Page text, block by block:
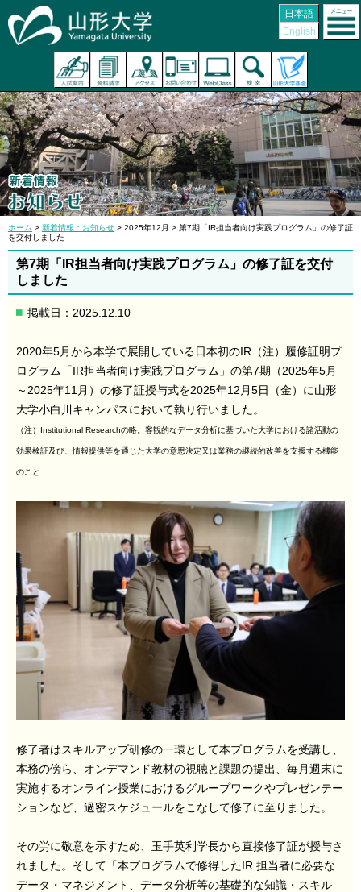
日本語
English
ホーム > 新着情報：お知らせ > 2025年12月 > 第7期「IR担当者向け実践プログラム」の修了証
を交付しました
第7期「IR担当者向け実践プログラム」の修了証を交付
しました
掲載日：2025.12.10
2020年5月から本学で展開している日本初のIR（注）履修証明プ
ログラム「IR担当者向け実践プログラム」の第7期（2025年5月
～2025年11月）の修了証授与式を2025年12月5日（金）に山形
大学小白川キャンパスにおいて執り行いました。
（注）Institutional Researchの略。客観的なデータ分析に基づいた大学における諸活動の
効果検証及び、情報提供等を通じた大学の意思決定又は業務の継続的改善を支援する機能
のこと
修了者はスキルアップ研修の一環として本プログラムを受講し、
本務の傍ら、オンデマンド教材の視聴と課題の提出、毎月週末に
実施するオンライン授業におけるグループワークやプレゼンテー
ションなど、過密スケジュールをこなして修了に至りました。
その労に敬意を示すため、玉手英利学長から直接修了証が授与さ
れました。そして「本プログラムで修得したIR 担当者に必要な
データ・マネジメント、データ分析等の基礎的な知識・スキル